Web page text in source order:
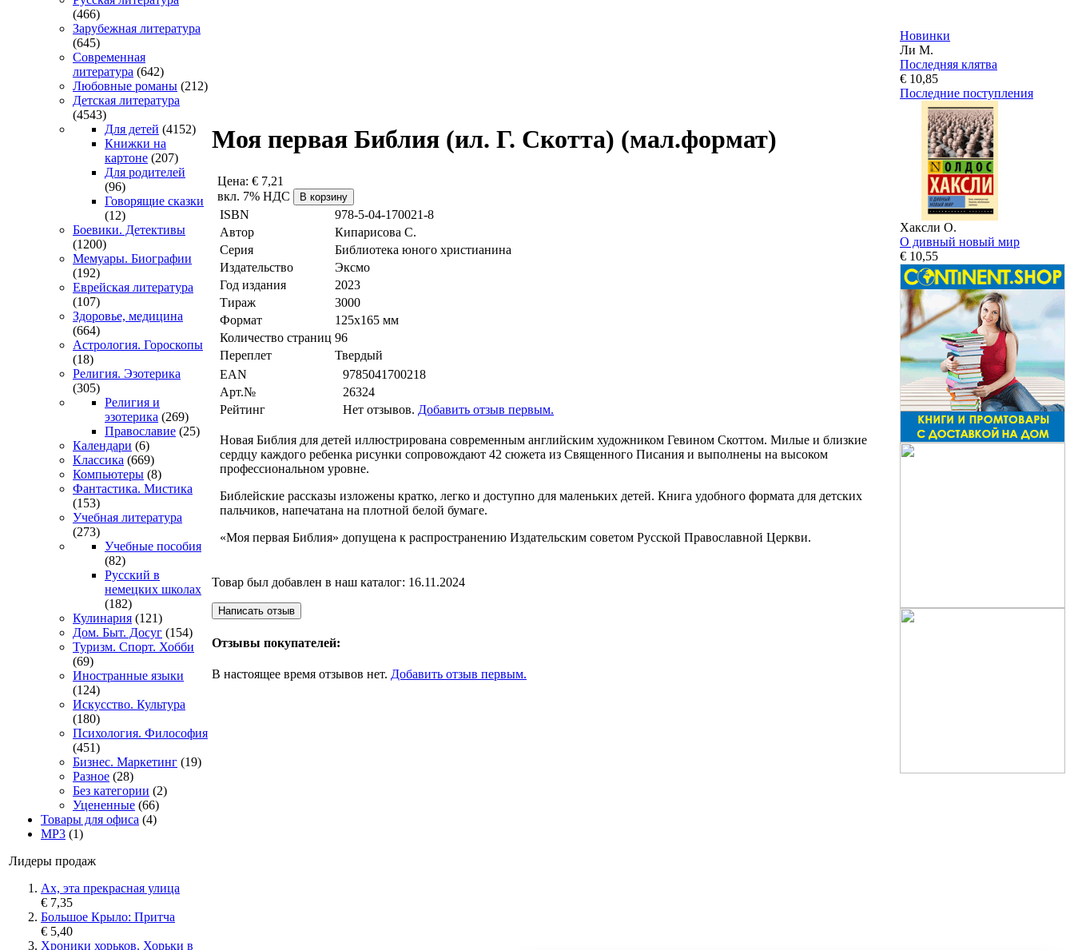
(466)
Зарубежная литература
(645)
Современная
литература (642)
Любовные романы (212)
Детская литература
(4543)
Для детей (4152)
Книжки на
картоне (207)
Для родителей
(96)
Говорящие сказки
(12)
Боевики. Детективы
(1200)
Мемуары. Биографии
(192)
Еврейская литература
(107)
Здоровье, медицина
(664)
Астрология. Гороскопы
(18)
Религия. Эзотерика
(305)
Религия и
эзотерика (269)
Православие (25)
Календари (6)
Классика (669)
Компьютеры (8)
Фантастика. Мистика
(153)
Учебная литература
(273)
Учебные пособия
(82)
Русский в
немецких школах
(182)
Кулинария (121)
Дом. Быт. Досуг (154)
Туризм. Спорт. Хобби
(69)
Иностранные языки
(124)
Искусство. Культура
(180)
Психология. Философия
(451)
Бизнес. Маркетинг (19)
Разное (28)
Без категории (2)
Уцененные (66)
Товары для офиса (4)
MP3 (1)
Лидеры продаж
Ах, эта прекрасная улица
€ 7,35
Большое Крыло: Притча
€ 5,40
Хроники хорьков. Хорьки в
Моя первая Библия (ил. Г. Скотта) (мал.формат)
Цена: € 7,21
вкл. 7% НДС
ISBN
978-5-04-170021-8
Автор
Кипарисова С.
Серия
Библиотека юного христианина
Издательство
Эксмо
Год издания
2023
Тираж
3000
Формат
125x165 мм
Количество страниц 96
Переплет
Твердый
EAN
9785041700218
Арт.№
26324
Рейтинг
Нет отзывов. Добавить отзыв первым.
Новая Библия для детей иллюстрирована современным английским художником Гевином Скоттом. Милые и близкие
сердцу каждого ребенка рисунки сопровождают 42 сюжета из Священного Писания и выполнены на высоком
профессиональном уровне.
Библейские рассказы изложены кратко, легко и доступно для маленьких детей. Книга удобного формата для детских
пальчиков, напечатана на плотной белой бумаге.
«Моя первая Библия» допущена к распространению Издательским советом Русской Православной Церкви.
Товар был добавлен в наш каталог: 16.11.2024
Отзывы покупателей:
В настоящее время отзывов нет. Добавить отзыв первым.
Новинки
Ли М.
Последняя клятва
€ 10,85
Последние поступления
Хаксли О.
О дивный новый мир
€ 10,55